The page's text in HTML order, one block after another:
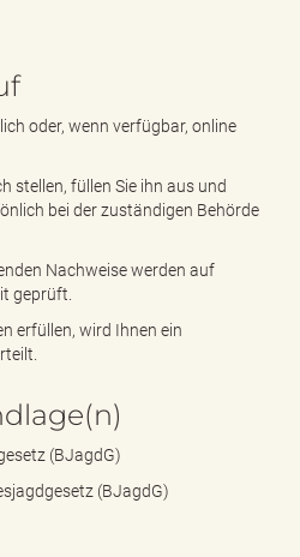
oder, wenn verfügbar, online
stellen, füllen Sie ihn aus und
bei der zuständigen Behörde
Nachweise werden auf
geprüft.
erfüllen, wird Ihnen ein
(BJagdG)
(BJagdG)